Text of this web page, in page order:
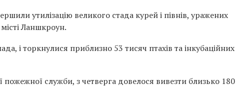
утилізацію великого стада курей і півнів, уражених
Ланшкроун.
і торкнулися приблизно 53 тисяч птахів та інкубаційних
служби, з четверга довелося вивезти близько 180